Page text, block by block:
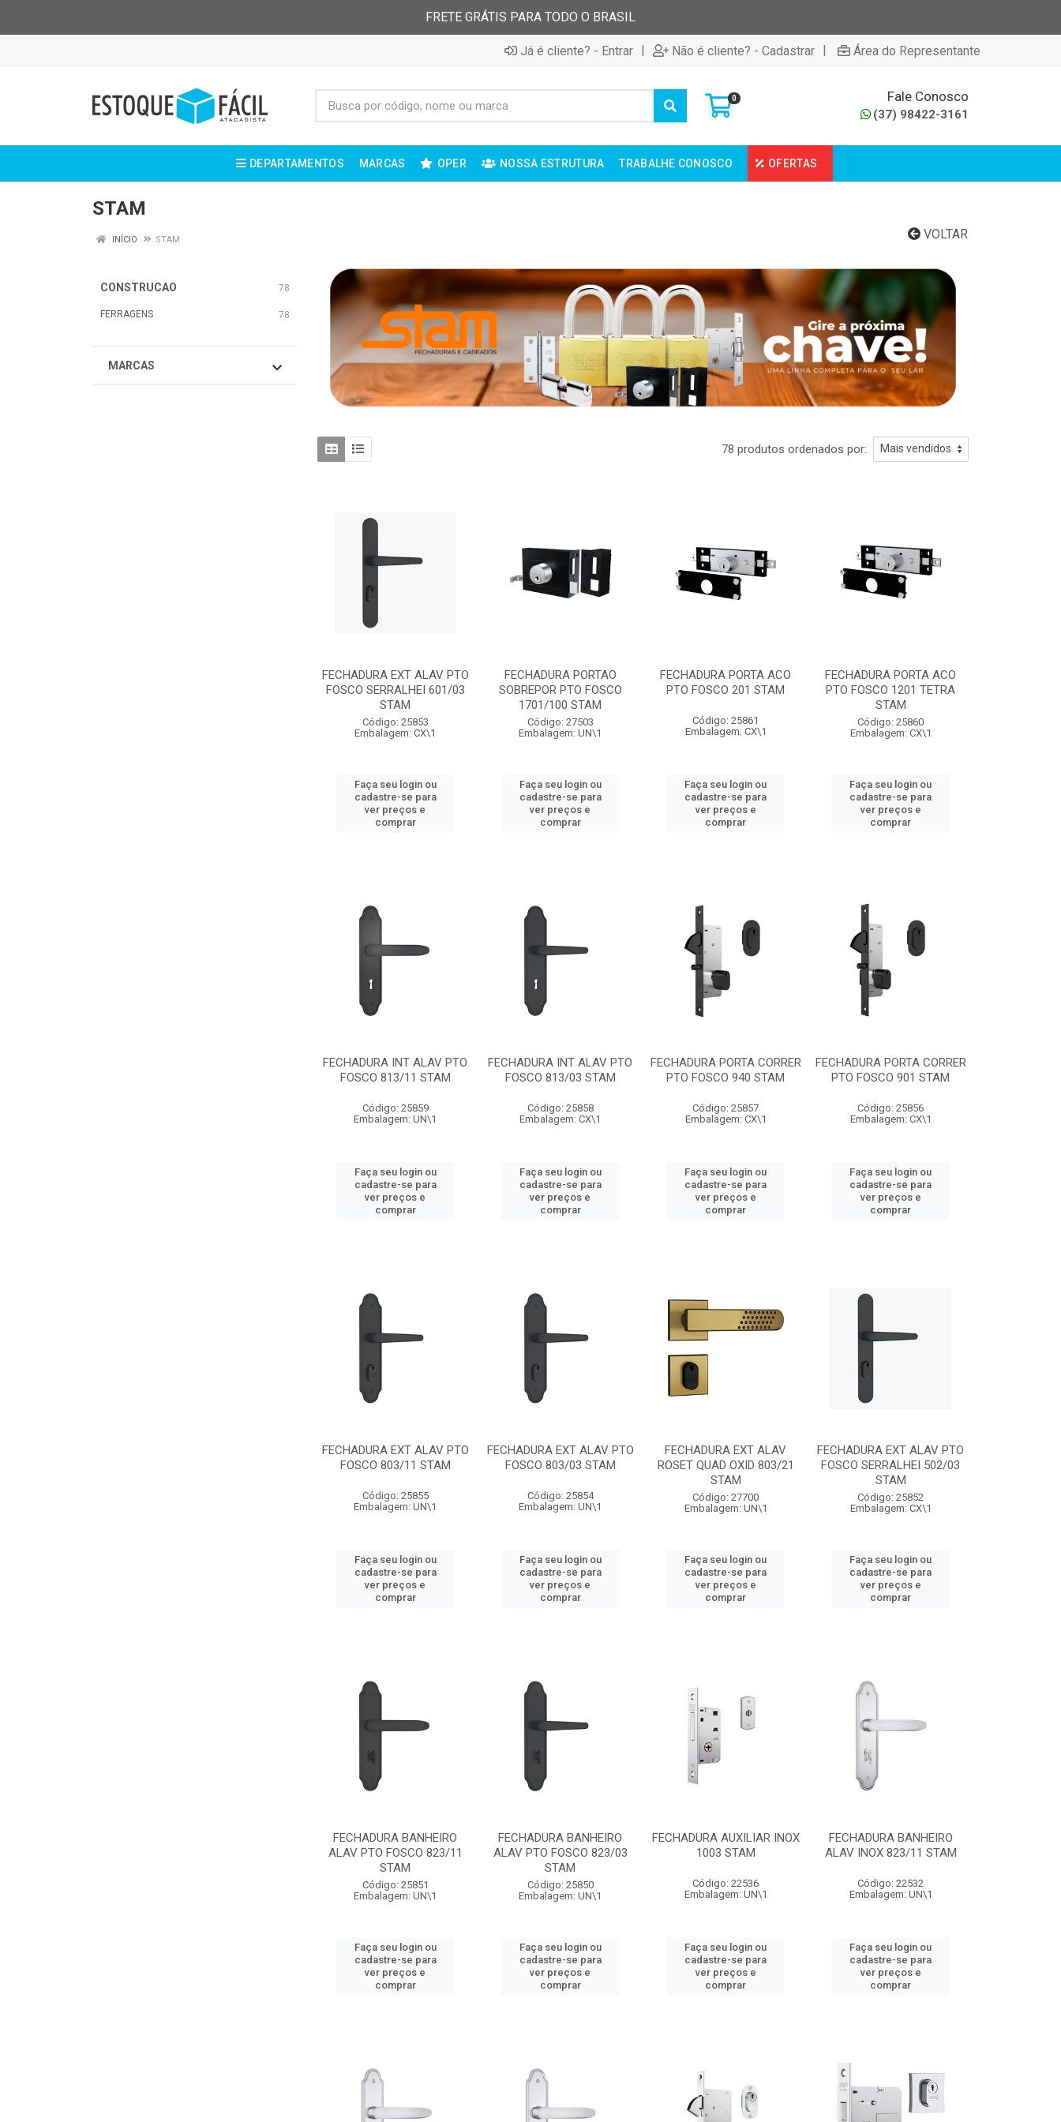
FRETE GRÁTIS PARA TODO O BRASIL
Já é cliente? - Entrar | Não é cliente? - Cadastrar | Área do Representante
0 Fale Conosco
(37) 98422-3161
DEPARTAMENTOS MARCAS OPER NOSSA ESTRUTURA TRABALHE CONOSCO OFERTAS
STAM
VOLTAR
INÍCIO STAM
CONSTRUCAO 78
FERRAGENS 78
MARCAS
78 produtos ordenados por:
FECHADURA EXT ALAV PTO
FOSCO SERRALHEI 601/03
STAM
Código: 25853
Embalagem: CX\1
Faça seu login ou
cadastre-se para
ver preços e
comprar
FECHADURA PORTAO
SOBREPOR PTO FOSCO
1701/100 STAM
Código: 27503
Embalagem: UN\1
Faça seu login ou
cadastre-se para
ver preços e
comprar
FECHADURA PORTA ACO
PTO FOSCO 201 STAM
Código: 25861
Embalagem: CX\1
Faça seu login ou
cadastre-se para
ver preços e
comprar
FECHADURA PORTA ACO
PTO FOSCO 1201 TETRA
STAM
Código: 25860
Embalagem: CX\1
Faça seu login ou
cadastre-se para
ver preços e
comprar
FECHADURA INT ALAV PTO
FOSCO 813/11 STAM
Código: 25859
Embalagem: UN\1
Faça seu login ou
cadastre-se para
ver preços e
comprar
FECHADURA INT ALAV PTO
FOSCO 813/03 STAM
Código: 25858
Embalagem: CX\1
Faça seu login ou
cadastre-se para
ver preços e
comprar
FECHADURA PORTA CORRER
PTO FOSCO 940 STAM
Código: 25857
Embalagem: CX\1
Faça seu login ou
cadastre-se para
ver preços e
comprar
FECHADURA PORTA CORRER
PTO FOSCO 901 STAM
Código: 25856
Embalagem: CX\1
Faça seu login ou
cadastre-se para
ver preços e
comprar
FECHADURA EXT ALAV PTO
FOSCO 803/11 STAM
Código: 25855
Embalagem: UN\1
Faça seu login ou
cadastre-se para
ver preços e
comprar
FECHADURA EXT ALAV PTO
FOSCO 803/03 STAM
Código: 25854
Embalagem: UN\1
Faça seu login ou
cadastre-se para
ver preços e
comprar
FECHADURA EXT ALAV
ROSET QUAD OXID 803/21
STAM
Código: 27700
Embalagem: UN\1
Faça seu login ou
cadastre-se para
ver preços e
comprar
FECHADURA EXT ALAV PTO
FOSCO SERRALHEI 502/03
STAM
Código: 25852
Embalagem: CX\1
Faça seu login ou
cadastre-se para
ver preços e
comprar
FECHADURA BANHEIRO
ALAV PTO FOSCO 823/11
STAM
Código: 25851
Embalagem: UN\1
Faça seu login ou
cadastre-se para
ver preços e
comprar
FECHADURA BANHEIRO
ALAV PTO FOSCO 823/03
STAM
Código: 25850
Embalagem: UN\1
Faça seu login ou
cadastre-se para
ver preços e
comprar
FECHADURA AUXILIAR INOX
1003 STAM
Código: 22536
Embalagem: UN\1
Faça seu login ou
cadastre-se para
ver preços e
comprar
FECHADURA BANHEIRO
ALAV INOX 823/11 STAM
Código: 22532
Embalagem: UN\1
Faça seu login ou
cadastre-se para
ver preços e
comprar